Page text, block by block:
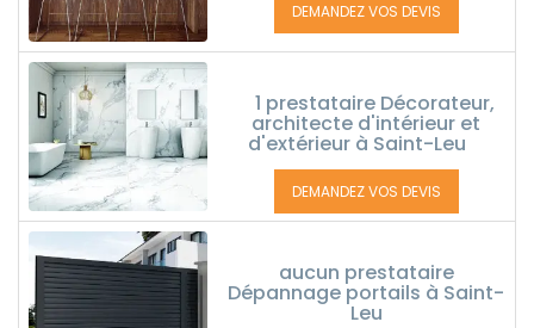
DEMANDEZ VOS DEVIS
1 prestataire Décorateur,
architecte d'intérieur et
d'extérieur à Saint-Leu
DEMANDEZ VOS DEVIS
aucun prestataire
Dépannage portails à Saint-
Leu